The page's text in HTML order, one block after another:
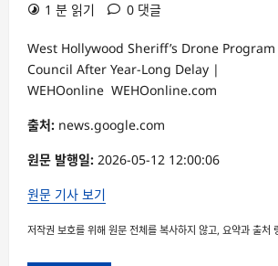
1 분 읽기
0 댓글
West Hollywood Sheriff’s Drone
Council After Year-Long Delay |
WEHOonline WEHOonline.com
출처: news.google.com
원문 발행일: 2026-05-12 12:00:06
원문 기사 보기
저작권 보호를 위해 원문 전체를 복사하지 않고, 요약과 출처